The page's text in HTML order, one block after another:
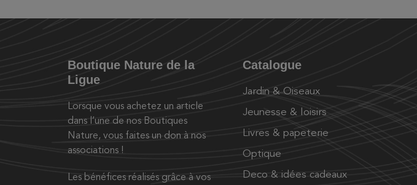
Boutique Nature de la
Ligue
Lorsque vous achetez un article
dans l’une de nos Boutiques
Nature, vous faites un don à nos
associations !
Les bénéfices réalisés grâce à vos
Catalogue
Jardin & Oiseaux
Jeunesse & loisirs
Livres & papeterie
Optique
Deco & idées cadeaux